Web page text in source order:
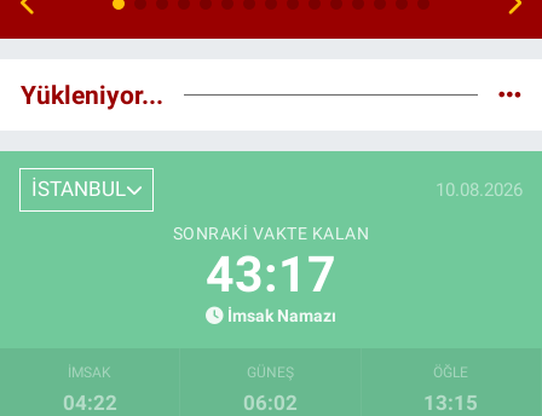
Yükleniyor...
İSTANBUL 10.08.2026
SONRAKI VAKTE KALAN
43:16
İmsak Namazı
İMSAK
04:22
GÜNEŞ
06:02
ÖĞLE
13:15